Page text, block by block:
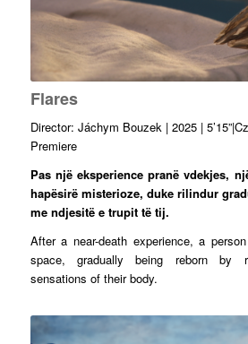
Flares
Director: Jáchym Bouzek | 2025 |
Premiere
Pas një eksperience pranë vdekjes,
hapësirë misterioze, duke rilindur
me ndjesitë e trupit të tij.
After a near-death experience, a
space, gradually being reborn by
sensations of their body.